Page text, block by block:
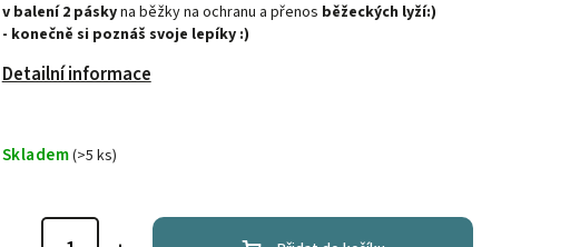
v balení 2 páskyna běžky na ochranu a přenos běžeckých lyží:)
- konečně si poznáš svoje lepíky :)
Detailní informace
Skladem(>5 ks)